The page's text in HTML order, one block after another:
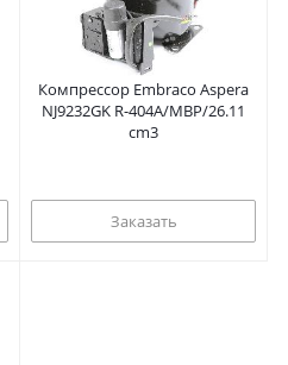
Компрессор Embraco Aspera
NJ9232GK R-404A/MBP/26.11
cm3
Заказать